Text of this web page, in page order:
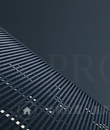
当前位置：首页